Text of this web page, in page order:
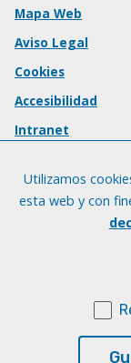
Mapa Web
Aviso Legal
Cookies
Accesibilidad
Intranet
Utilizamos
esta web y con